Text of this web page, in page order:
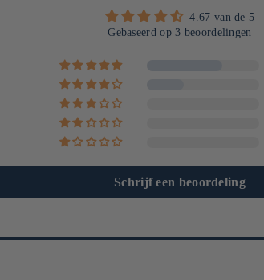
4.67 van de 5
Gebaseerd op 3 beoordelingen
Schrijf een beoordeling